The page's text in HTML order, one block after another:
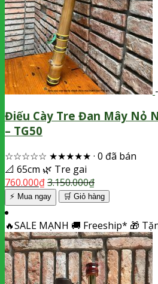
Điếu Cày Tre Đan Mây Nỏ
– TG50
☆☆☆☆☆ ★★★★★ · 0 đã bán
📐 65cm 🌿 Tre gai
760.000₫3.150.000₫
⚡ Mua ngay 🛒 Giỏ hàng
🔥SALE MẠNH 🚚 Freeship* 🎁